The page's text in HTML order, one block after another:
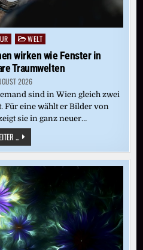
WELT
wirken wie Fenster in
Traumwelten
2026
sind in Wien gleich zwei
Für eine wählt er Bilder von
sie in ganz neuer…
...DIE
ILLUSIONSMASCHINEN
WIRKEN
WIE
FENSTER
IN
UNERREICHBARE
TRAUMWELTEN